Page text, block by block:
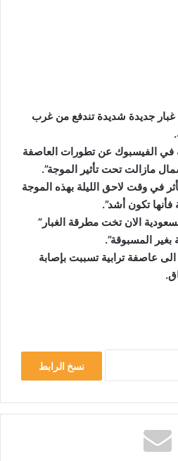
جديدة شديدة تندفع من غرب
الفيسبوك عن تطورات العاصفة
مازالت تحت تأثير الموجة”.
في وقت لاحق الليلة بهذه الموجة
فأنها تكون أشد”.
الان تخت مطرقة الغبار”
بغير المسبوقة”.
عاصفة ترابية تسببت بإصابة
نسخ الرابط